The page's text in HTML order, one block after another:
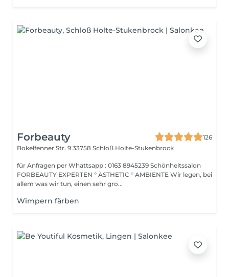
Forbeauty
126
Bokelfenner Str. 9 33758 Schloß Holte-Stukenbrock
für Anfragen per Whattsapp : 0163 8945239 Schönheitssalon
FORBEAUTY EXPERTEN ° ÄSTHETIC ° AMBIENTE Wir legen, bei
allem was wir tun, einen sehr gro...
Wimpern färben